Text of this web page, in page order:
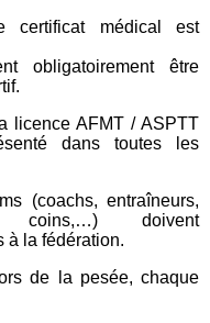
médical est
obligatoirement être
licence AFMT / ASPTT
dans toutes les
(coachs, entraîneurs,
coins,…) doivent
à la fédération.
de la pesée, chaque